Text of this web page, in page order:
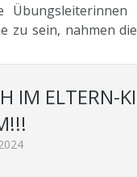
sein, nahmen
Nadine
IM ELTERN-